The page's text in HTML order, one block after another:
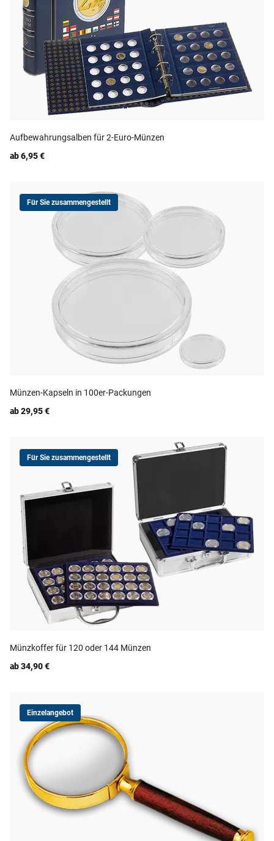
Aufbewahrungsalben für 2-Euro-Münzen
ab 6,95 €
Für Sie zusammengestellt
Münzen-Kapseln in 100er-Packungen
ab 29,95 €
Für Sie zusammengestellt
Münzkoffer für 120 oder 144 Münzen
ab 34,90 €
Einzelangebot